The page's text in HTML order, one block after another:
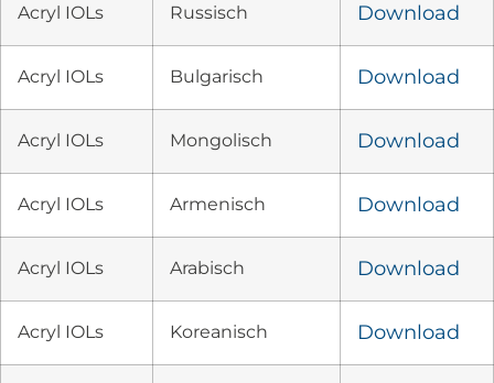
Acryl IOLs Russisch Download
Acryl IOLs Bulgarisch Download
Acryl IOLs Mongolisch Download
Acryl IOLs Armenisch Download
Acryl IOLs Arabisch Download
Acryl IOLs Koreanisch Download